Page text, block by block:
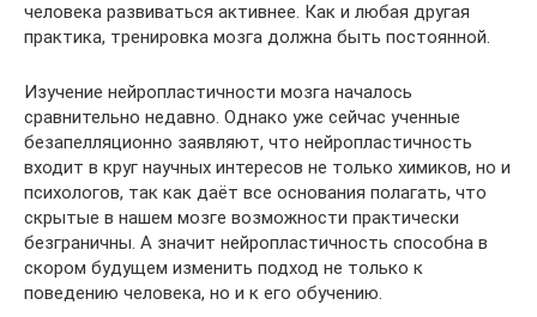
человека развиваться активнее. Как и любая другая
практика, тренировка мозга должна быть постоянной.
Изучение нейропластичности мозга началось
сравнительно недавно. Однако уже сейчас ученные
безапелляционно заявляют, что нейропластичность
входит в круг научных интересов не только химиков, но и
психологов, так как даёт все основания полагать, что
скрытые в нашем мозге возможности практически
безграничны. А значит нейропластичность способна в
скором будущем изменить подход не только к
поведению человека, но и к его обучению.